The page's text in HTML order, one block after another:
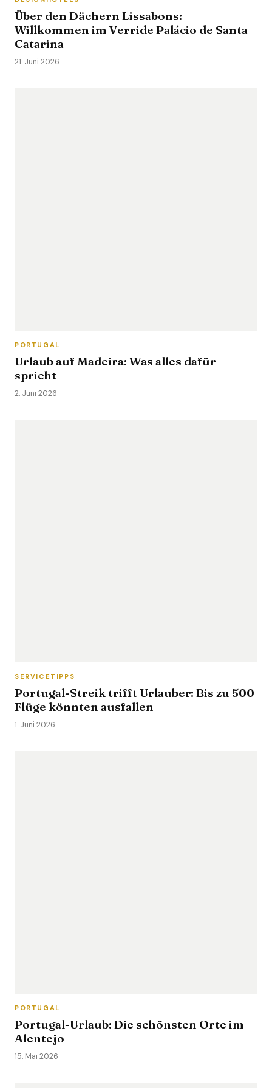
Über den Dächern Lissabons:
Willkommen im Verride Palácio de Santa
Catarina
21. Juni 2026
PORTUGAL
Urlaub auf Madeira: Was alles dafür
spricht
2. Juni 2026
SERVICETIPPS
Portugal-Streik trifft Urlauber: Bis zu 500
Flüge könnten ausfallen
1. Juni 2026
PORTUGAL
Portugal-Urlaub: Die schönsten Orte im
Alentejo
15. Mai 2026